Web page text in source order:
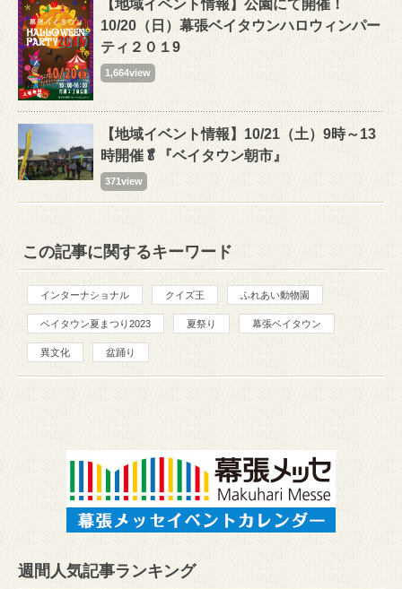
【地域イベント情報】公園にて開催！
10/20（日）幕張ベイタウンハロウィンパー
ティ２０１9
1,664view
【地域イベント情報】10/21（土）9時～13
時開催🥬『ベイタウン朝市』
371view
この記事に関するキーワード
インターナショナル クイズ王 ふれあい動物園
ベイタウン夏まつり2023 夏祭り 幕張ベイタウン
異文化 盆踊り
週間人気記事ランキング